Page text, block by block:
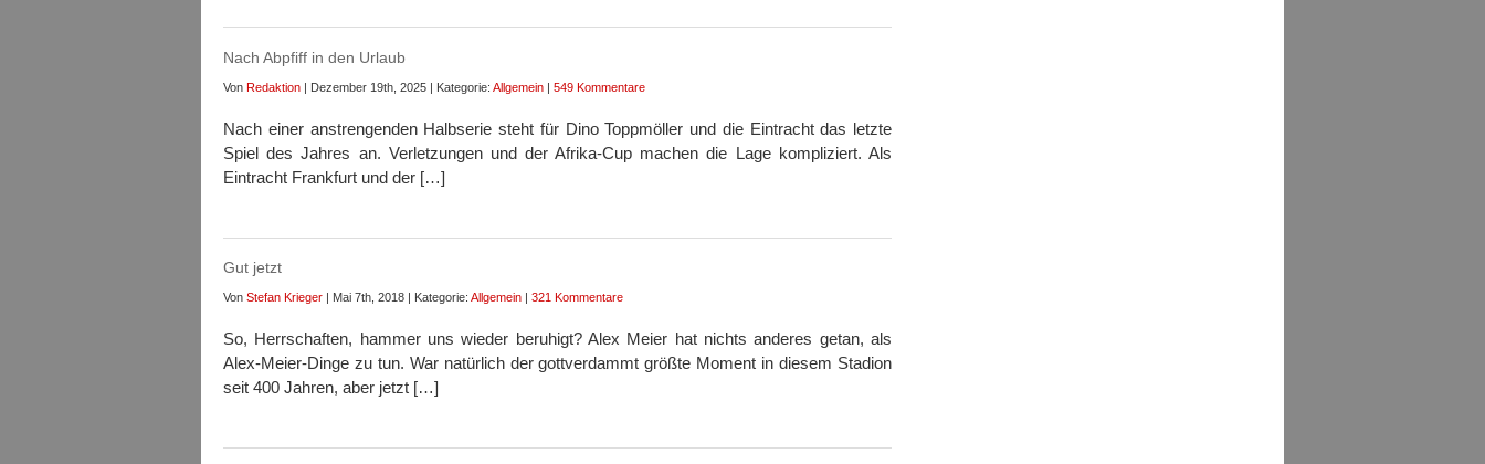
Nach Abpfiff in den Urlaub
Von Redaktion | Dezember 19th, 2025 | Kategorie: Allgemein | 549 Kommentare
Nach einer anstrengenden Halbserie steht für Dino Toppmöller und die Eintracht das letzte
Spiel des Jahres an. Verletzungen und der Afrika-Cup machen die Lage kompliziert. Als
Eintracht Frankfurt und der […]
Gut jetzt
Von Stefan Krieger | Mai 7th, 2018 | Kategorie: Allgemein | 321 Kommentare
So, Herrschaften, hammer uns wieder beruhigt? Alex Meier hat nichts anderes getan, als
Alex-Meier-Dinge zu tun. War natürlich der gottverdammt größte Moment in diesem Stadion
seit 400 Jahren, aber jetzt […]